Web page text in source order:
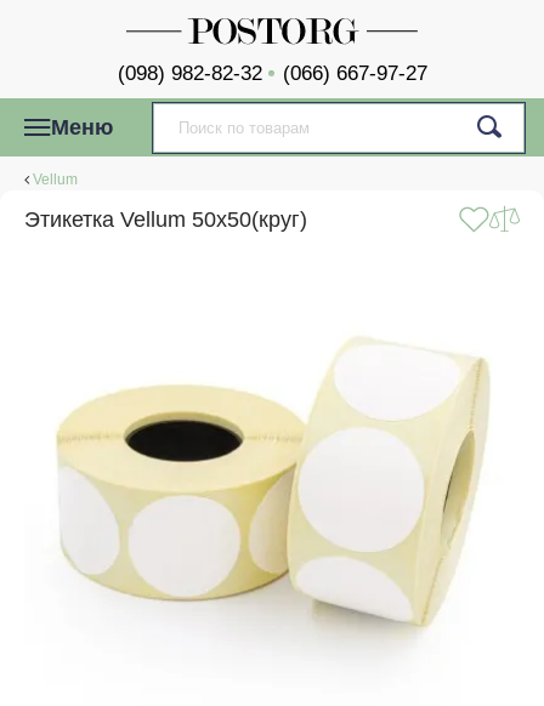
(098) 982-82-32 (066) 667-97-27
Меню
Vellum
Этикетка Vellum 50x50(круг)